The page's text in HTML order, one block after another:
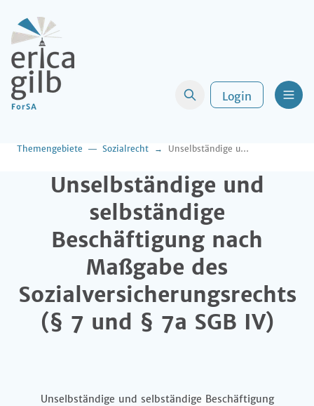
Login
Themengebiete Sozialrecht Unselbständige und selbständige Beschäftigung nach Maßgabe des Sozialversicherungsrechts (§ 7 und § 7a SGB IV)
Unselbständige und
selbständige
Beschäftigung nach
Maßgabe des
Sozialversicherungsrechts
(§ 7 und § 7a SGB IV)
Unselbständige und selbständige Beschäftigung